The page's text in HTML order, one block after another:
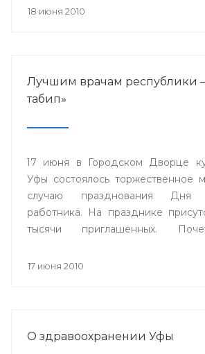
«Лабораторная диагностика»,
18 июня 2010
Лучшим врачам республики
табип»
17 июня в Городском Дворце
Уфы состоялось торжественное
случаю празднования Дня
работника. На празднике
тысячи приглашенных.
Башкортостан М.Г. Рахимов.
17 июня 2010
О здравоохранении Уфы